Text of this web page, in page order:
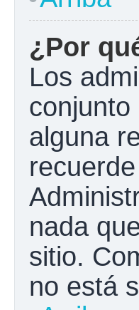
¿Por
Los
alguna
nada
sitio.
no está